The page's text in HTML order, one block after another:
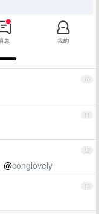
10
11
12
@conglovely
13